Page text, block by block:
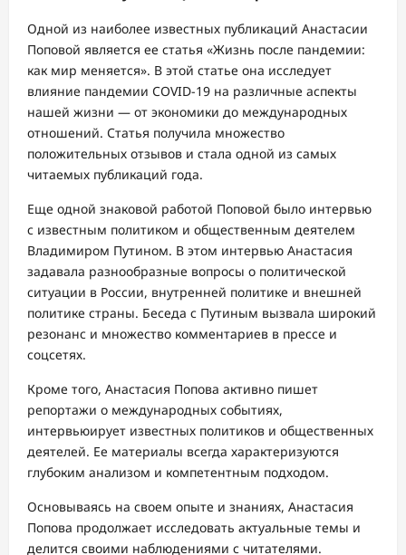
Одной из наиболее известных публикаций Анастасии
Поповой является ее статья «Жизнь после пандемии:
как мир меняется». В этой статье она исследует
влияние пандемии COVID-19 на различные аспекты
нашей жизни — от экономики до международных
отношений. Статья получила множество
положительных отзывов и стала одной из самых
читаемых публикаций года.
Еще одной знаковой работой Поповой было интервью
с известным политиком и общественным деятелем
Владимиром Путином. В этом интервью Анастасия
задавала разнообразные вопросы о политической
ситуации в России, внутренней политике и внешней
политике страны. Беседа с Путиным вызвала широкий
резонанс и множество комментариев в прессе и
соцсетях.
Кроме того, Анастасия Попова активно пишет
репортажи о международных событиях,
интервьюирует известных политиков и общественных
деятелей. Ее материалы всегда характеризуются
глубоким анализом и компетентным подходом.
Основываясь на своем опыте и знаниях, Анастасия
Попова продолжает исследовать актуальные темы и
делится своими наблюдениями с читателями.